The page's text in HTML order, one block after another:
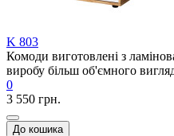
K 803
Комоди виготовлені з
виробу більш об'ємного
0
3 550 грн.
До кошика